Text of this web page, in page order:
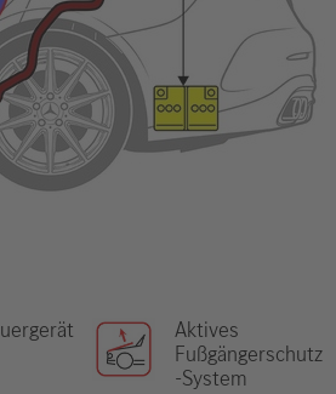
Aktives
Fußgängerschutz
-System